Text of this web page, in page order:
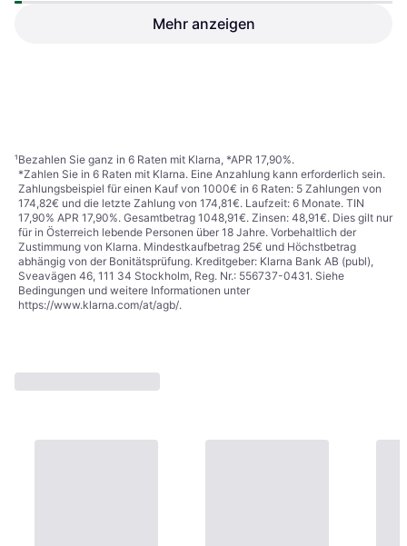
Hazet 1/4" 6-kant 10,0Mehr anzeigen
¹Bezahlen Sie ganz in 6 Raten mit Klarna, *APR 17,90%.
*Zahlen Sie in 6 Raten mit Klarna. Eine Anzahlung kann erforderlich sein.
Zahlungsbeispiel für einen Kauf von 1000€ in 6 Raten: 5 Zahlungen von
174,82€ und die letzte Zahlung von 174,81€. Laufzeit: 6 Monate. TIN
17,90% APR 17,90%. Gesamtbetrag 1048,91€. Zinsen: 48,91€. Dies gilt nur
für in Österreich lebende Personen über 18 Jahre. Vorbehaltlich der
Zustimmung von Klarna. Mindestkaufbetrag 25€ und Höchstbetrag
abhängig von der Bonitätsprüfung. Kreditgeber: Klarna Bank AB (publ),
Sveavägen 46, 111 34 Stockholm, Reg. Nr.: 556737-0431. Siehe
Bedingungen und weitere Informationen unter
https://www.klarna.com/at/agb/.